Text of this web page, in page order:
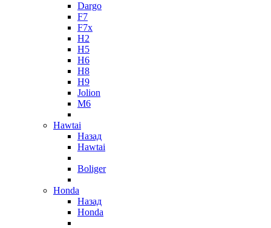
Dargo
F7
F7x
H2
H5
H6
H8
H9
Jolion
M6
Hawtai
Назад
Hawtai
Boliger
Honda
Назад
Honda